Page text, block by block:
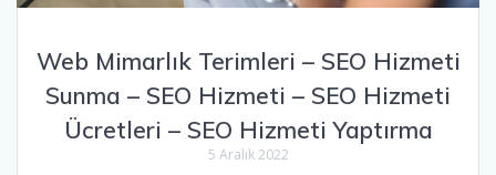
Web Mimarlık Terimleri – SEO Hizmeti
Sunma – SEO Hizmeti – SEO Hizmeti
Ücretleri – SEO Hizmeti Yaptırma
5 Aralık 2022